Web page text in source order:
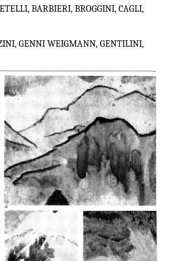
BARBIERI, BROGGINI, CAGLI,
GENNI WEIGMANN, GENTILINI,